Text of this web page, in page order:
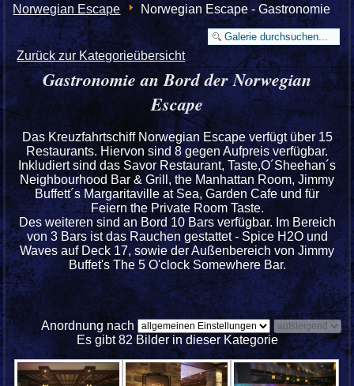
Norwegian Escape
Norwegian Escape - Gastronomie
Zurück zur Kategorieübersicht
Gastronomie an Bord der Norwegian
Escape
Das Kreuzfahrtschiff Norwegian Escape verfügt über 15
Restaurants. Hiervon sind 8 gegen Aufpreis verfügbar.
Inkludiert sind das Savor Restaurant, Taste,O´Sheehan´s
Neighbourhood Bar & Grill, the Manhattan Room, Jimmy
Buffett´s Margaritaville at Sea, Garden Cafe und für
Feiern the Private Room Taste.
Des weiteren sind an Bord 10 Bars verfügbar. Im Bereich
von 3 Bars ist das Rauchen gestattet - Spice H2O und
Waves auf Deck 17, sowie der Außenbereich von Jimmy
Buffet's The 5 O'clock Somewhere Bar.
Anordnung nach
Es gibt 82 Bilder in dieser Kategorie